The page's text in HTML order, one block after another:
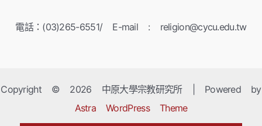
電話：(03)265-6551/ E-mail : religion@cycu.edu.tw
Copyright © 2026 中原大學宗教研究所 | Powered by
Astra WordPress Theme